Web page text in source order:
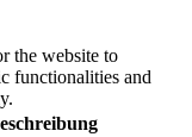
the website to
functionalities and